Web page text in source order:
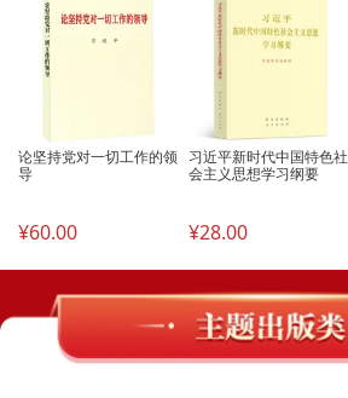
论坚持党对一切工作的领
导
¥60.00
习近平新时代中国特色社
会主义思想学习纲要
¥28.00